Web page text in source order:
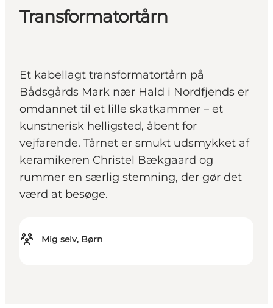
Transformatortårn
Et kabellagt transformatortårn på
Bådsgårds Mark nær Hald i Nordfjends er
omdannet til et lille skatkammer – et
kunstnerisk helligsted, åbent for
vejfarende. Tårnet er smukt udsmykket af
keramikeren Christel Bækgaard og
rummer en særlig stemning, der gør det
værd at besøge.
Mig selv, Børn